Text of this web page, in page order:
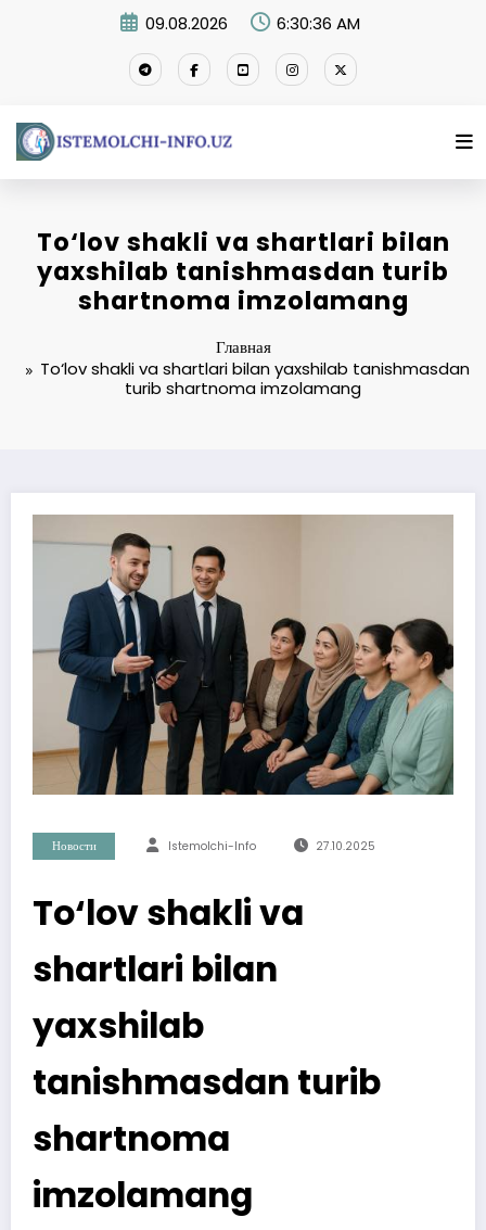
09.08.2026 6:30:37 AM
To‘lov shakli va shartlari bilan
yaxshilab tanishmasdan turib
shartnoma imzolamang
Главная
To‘lov shakli va shartlari bilan yaxshilab tanishmasdan
turib shartnoma imzolamang
Новости Istemolchi-Info 27.10.2025
To‘lov shakli va
shartlari bilan
yaxshilab
tanishmasdan turib
shartnoma
imzolamang